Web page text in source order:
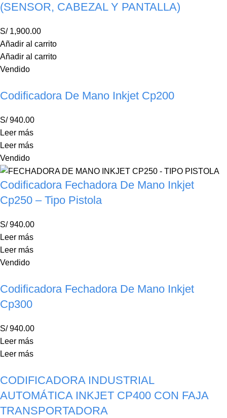
(SENSOR, CABEZAL Y PANTALLA)
S/1,900.00
Añadir al carrito
Añadir al carrito
Vendido
Codificadora De Mano Inkjet Cp200
S/940.00
Leer más
Leer más
Vendido
Codificadora Fechadora De Mano Inkjet
Cp250 – Tipo Pistola
S/940.00
Leer más
Leer más
Vendido
Codificadora Fechadora De Mano Inkjet
Cp300
S/940.00
Leer más
Leer más
CODIFICADORA INDUSTRIAL
AUTOMÁTICA INKJET CP400 CON FAJA
TRANSPORTADORA